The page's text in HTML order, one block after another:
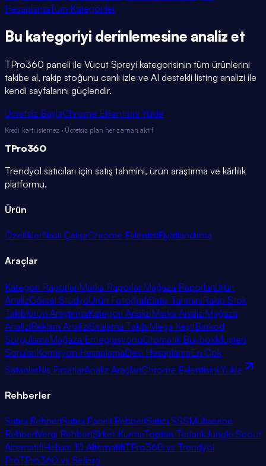
HesaplamaTüm Kategoriler
Bu kategoriyi derinlemesine analiz et
TPro360 paneli ile Vücut Spreyi kategorisinin tüm ürünlerini
takibe al, rakip stoğunu canlı izle ve AI destekli listing analizi ile
kendi sayfalarını güçlendir.
Ücretsiz BaşlaChrome Eklentisini Yükle
Kredi kartı istemez · Ücretsiz plan her zaman aktif
TPro360
Trendyol satıcıları için satış tahmini, ürün araştırma ve kârlılık
platformu.
Ürün
ÖzelliklerNasıl ÇalışırChrome EklentisiFiyatlandırma
Araçlar
Kategori RaporlarıMarka RaporlarıMağaza RaporlarıÜrün
AnalizGörsel StüdyoÜrün FotoğrafıSatış TahminiRakip Stok
TakibiÜrün AraştırmaKategori AnaliziMarka AnaliziMağaza
AnaliziReklam AnaliziSıralama TakibiMega KeşifBarkod
SorgulamaMağaza EntegrasyonuOtomatik BuyboxMüşteri
SorularıKomisyon HesaplamaDesi HesaplamaEn Çok
SatanlarNiş FırsatlarAnaliz AraçlarıChrome Eklentisini Yükle
Rehberler
Satıcı RehberiSatıcı Paneli RehberiSatıcı SSSMuhasebe
RehberiVergi RehberiŞirket KurmaToptan TedarikJungle Scout
AlternatifiHelium 10 AlternatifiTPro360 vs Trendyol
ProTPro360 vs Sellerg